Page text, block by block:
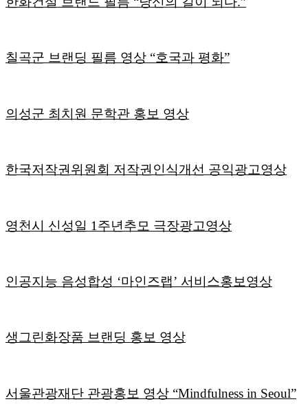
칠곡군 브랜딩 필름 영상 “호국과 평화”
의성군 최치원 문학관 홍보 영상
한국저작권위원회 저작권인식개선 공익광고영상
영천시 신성일 1주년추모 극장광고영상
인공지능 음성합성 ‘마인즈랩’ 서비스홍보영상
생그린화장품 브랜딩 홍보 영상
서울관광재단 관광홍보 영상 “Mindfulness in Seoul”